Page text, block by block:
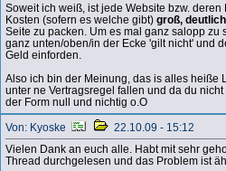
Soweit ich weiß, ist jede Website bzw.
Kosten (sofern es welche gibt) groß,
Seite zu packen. Um es mal ganz salopp
ganz unten/oben/in der Ecke 'gilt nicht' und
Geld einforden.
Also ich bin der Meinung, das is alles heiße
unter ne Vertragsregel fallen und da du
der Form null und nichtig o.O
Von: Kyoske
22.10.09 - 15:12
Vielen Dank an euch alle. Habt mit sehr
Thread durchgelesen und das Problem ist